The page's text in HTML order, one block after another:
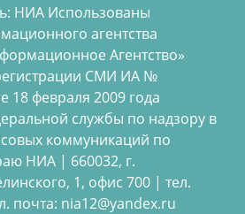
НИА Использованы
агентства
Агентство»
СМИ ИА №
18 февраля 2009 года
службы по надзору в
коммуникаций по
НИА | 660032, г.
1, офис 700 | тел.
почта: nia12@yandex.ru